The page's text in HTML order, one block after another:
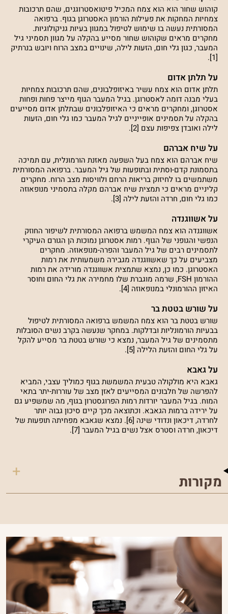
קוהוש שחור הוא הוא צמח המכיל פיטואסטרוגנים, שהם תרכובות
צמחיות המחקות את פעילות הורמון האסטרוגן בגוף. ברפואה
המסורתית נעשה בו שימוש לטיפול במגוון בעיות גניקולוגיות.
מחקרים מראים שקוהוש שחור מסייע בהקלה על מגוון תסמיני גיל
המעבר, כגון גלי חום, הזעות לילה, שינויים במצב הרוח ויובש בנרתיק
[1].
על תלתן אדום
תלתן אדום הוא צמח עשיר באיזופלבונים, שהם תרכובות צמחיות
בעלי מבנה דומה לאסטרוגן. בגיל המעבר הגוף מייצר פחות ופחות
אסטרוגן, ומחקרים מראים כי האיזופלבונים שבתלתן אדום מסייעים
בהקלה על תסמינים אופייניים לגיל המעבר כמו גלי חום, הזעות
לילה ואובדן צפיפות עצם [2].
על שיח אברהם
שיח אברהם הוא צמח בעל השפעה מאזנת הורמונלית, עם תמיכה
בתסמונת קדם-וסתית ובתופעות של גיל המעבר. ברפואה המסורתית
משתמשים בו לחיזוק בריאות הרחם ולוויסות מצב הרוח. מחקרים
קליניים מראים כי תמצית שיח אברהם מקלה בתסמיני מנופאוזה
כמו גלי חום, חרדה והזעת לילה [3].
על אשווגנדה
אשווגנדה הוא צמח המשמש ברפואה המסורתית לשיפור החוזק
הנפשי והגופני של הגוף. רמות אסטרוגן נמוכות הן הגורם העיקרי
לתסמינים רבים של גיל המעבר והפרה-מנופאוזה. מחקרים
מצביעים על כך שאשווגנדה מגבירה משמעותית את רמות
האסטרוגן. כמו כן, נמצא שתמצית אשווגנדה מורידה את רמות
ההורמון FSH, שרמה מוגברת שלו מחמירה את גלי החום וחוסר
האיזון ההורמונלי במנופאוזה [4].
על שורש בטטת בר
שורש בטטת בר הוא צמח המשמש ברפואה המסורתית לטיפול
בבעיות הורמונליות ובדלקות. במחקר שנעשה בקרב נשים הסובלות
מתסמינים של גיל המעבר, נמצא כי שורש בטטת בר מסייע להקל
על גלי החום והזעת הלילה [5].
על גאבא
גאבא היא מולקולה טבעית המשמשת בגוף כמוליך עצבי, המביא
להפרשה של חלבונים המסייעים לאזן מצב של עוררות-יתר בתאי
המוח. בגיל המעבר יורדות רמות הפרוגסטרון בגוף, מה שמשפיע גם
על ירידה ברמות הגאבא. וכתוצאה מכך קיים סיכון גבוה יותר
לחרדה, דיכאון ונדודי שינה [6]. נמצא שגאבא מפחיתה תופעות של
דיכאון, חרדה וסטרס אצל נשים בגיל המעבר [7].
מקורות